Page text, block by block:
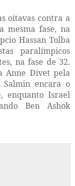
oitavas contra a
mesma fase, na
Hassan Tolba
paralímpicos
na fase de 32.
Anne Divet pela
Salmin encara o
enquanto Israel
Ben Ashok